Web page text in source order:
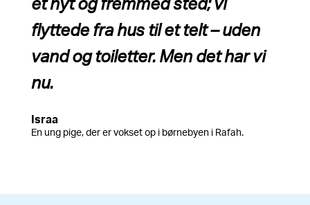
flyttede fra hus til et telt – uden
vand og toiletter. Men det har vi
nu.
Israa
En ung pige, der er vokset op i børnebyen i Rafah.